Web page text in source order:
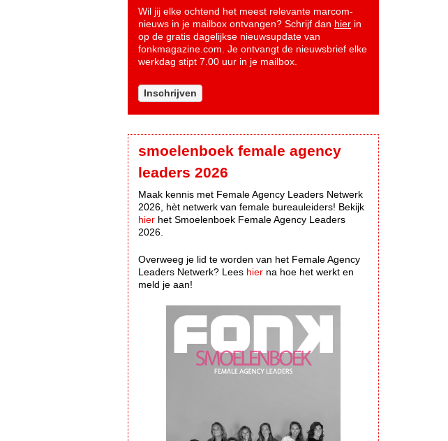
Wil jij elke ochtend het meest relevante marcom-
nieuws in je mailbox ontvangen? Schrijf dan hier in
op de gratis dagelijkse nieuwsupdate van
fonkmagazine.com. Je ontvangt de nieuwsbrief elke
werkdag stipt 7.00 uur in je mailbox.
Inschrijven
smoelenboek female agency
leaders 2026
Maak kennis met Female Agency Leaders Netwerk
2026, hèt netwerk van female bureauleiders! Bekijk
hier het Smoelenboek Female Agency Leaders
2026.
Overweeg je lid te worden van het Female Agency
Leaders Netwerk? Lees hier na hoe het werkt en
meld je aan!